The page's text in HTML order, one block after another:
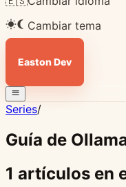
Cambiar tema
Easton Dev
Series/
Guía de
1 artículos en